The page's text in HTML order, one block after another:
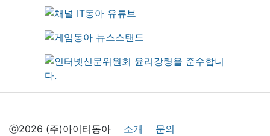
ⓒ2026 (주)아이티동아 소개
문의